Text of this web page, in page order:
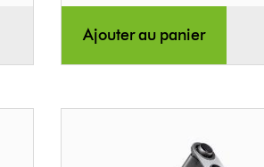
Ajouter au panier